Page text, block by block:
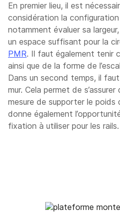
En premier lieu, il est
considération la configuration
notamment évaluer sa
un espace suffisant pour la
PMR. Il faut également tenir
ainsi que de la forme de
Dans un second temps, il
mur. Cela permet de
mesure de supporter le poids
donne également
fixation à utiliser pour les rails.